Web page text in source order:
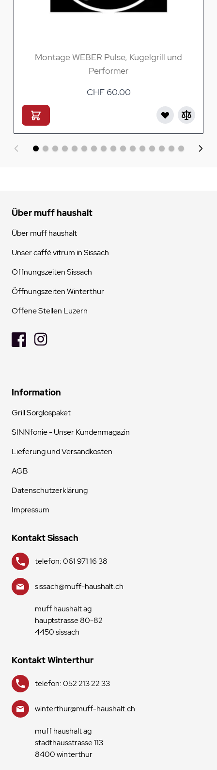
Montage WEBER Pulse, Kugelgrill und
Performer
CHF 60.00
Über muff haushalt
Über muff haushalt
Unser caffé vitrum in Sissach
Öffnungszeiten Sissach
Öffnungszeiten Winterthur
Offene Stellen Luzern
Information
Grill Sorglospaket
SINNfonie - Unser Kundenmagazin
Lieferung und Versandkosten
AGB
Datenschutzerklärung
Impressum
Kontakt Sissach
telefon: 061 971 16 38
sissach@muff-haushalt.ch
muff haushalt ag
hauptstrasse 80-82
4450 sissach
Kontakt Winterthur
telefon: 052 213 22 33
winterthur@muff-haushalt.ch
muff haushalt ag
stadthausstrasse 113
8400 winterthur